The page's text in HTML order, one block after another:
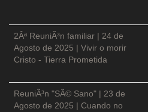
2Âª ReuniÃ³n familiar | 24 de
Agosto de 2025 | Vivir o morir
Cristo - Tierra Prometida
ReuniÃ³n "SÃ© Sano" | 23 de
Agosto de 2025 | Cuando no